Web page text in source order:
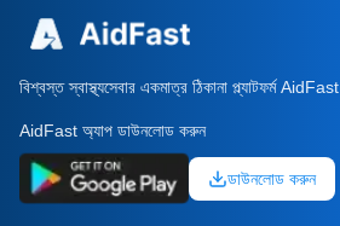
বিশ্বস্ত স্বাস্থ্যসেবার একমাত্র ঠিকানা প্ল্যাটফর্ম AidFast
AidFast অ্যাপ ডাউনলোড করুন
ডাউনলোড করুন